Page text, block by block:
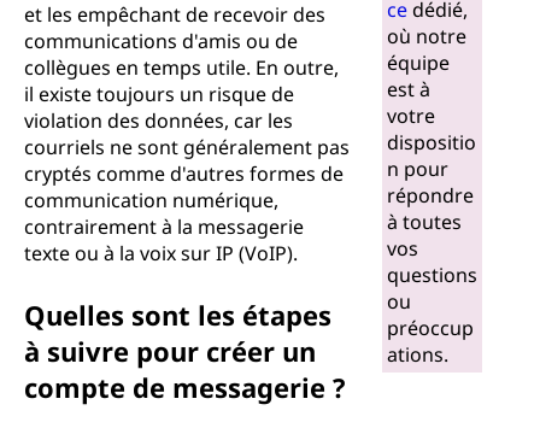
et les empêchant de recevoir des
communications d'amis ou de
collègues en temps utile. En outre,
il existe toujours un risque de
violation des données, car les
courriels ne sont généralement pas
cryptés comme d'autres formes de
communication numérique,
contrairement à la messagerie
texte ou à la voix sur IP (VoIP).
Quelles sont les étapes
à suivre pour créer un
compte de messagerie ?
cedédié,
où notre
équipe
est à
votre
dispositio
n pour
répondre
à toutes
vos
questions
ou
préoccup
ations.